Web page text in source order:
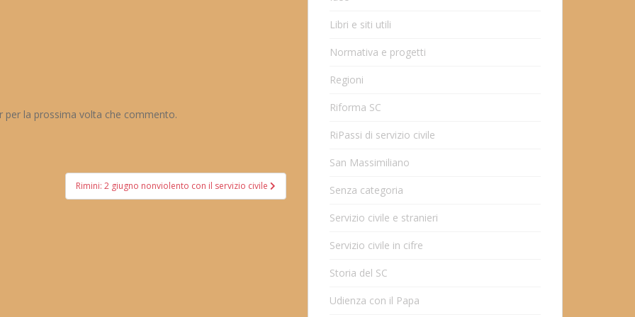
la prossima volta che commento.
Rimini: 2 giugno nonviolento con il servizio civile
Libri e siti utili
Normativa e progetti
Regioni
Riforma SC
RiPassi di servizio civile
San Massimiliano
Senza categoria
Servizio civile e stranieri
Servizio civile in cifre
Storia del SC
Udienza con il Papa